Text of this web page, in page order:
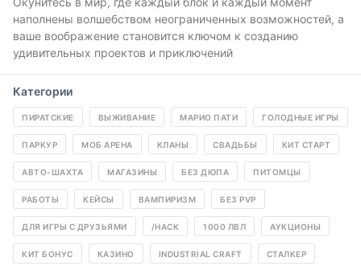
наполнены волшебством неограниченных возможностей, а
ваше воображение становится ключом к созданию
удивительных проектов и приключений
Категории
ПИРАТСКИЕ ВЫЖИВАНИЕ МАРИО ПАТИ ГОЛОДНЫЕ ИГРЫ
ПАРКУР МОБ АРЕНА КЛАНЫ СВАДЬБЫ КИТ СТАРТ
АВТО-ШАХТА МАГАЗИНЫ БЕЗ ДЮПА ПИТОМЦЫ
РАБОТЫ КЕЙСЫ ВАМПИРИЗМ БЕЗ PVP
ДЛЯ ИГРЫ С ДРУЗЬЯМИ /HACK 1000 ЛВЛ АУКЦИОНЫ
КИТ БОНУС КАЗИНО INDUSTRIAL CRAFT СТАЛКЕР